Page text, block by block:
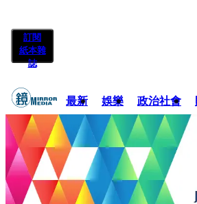
訂閱
紙本雜
誌
最新 娛樂 政治社會